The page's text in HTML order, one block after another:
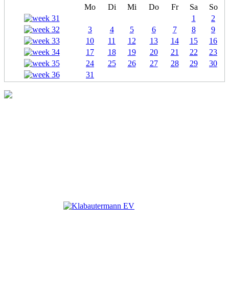
Mo Di Mi Do Fr Sa
So
1
2
3
4 5 6 7 8
9
10
11 12 13 14 15
16
17
18 19 20 21 22
23
24
25 26 27 28 29
30
31